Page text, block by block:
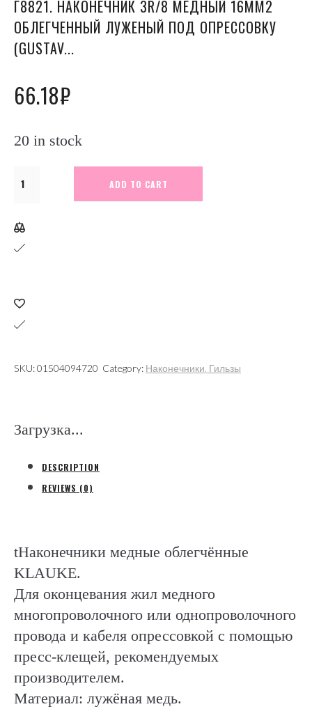
Г8821. НАКОНЕЧНИК 3R/8 МЕДНЫЙ 16ММ2
ОБЛЕГЧЕННЫЙ ЛУЖЕНЫЙ ПОД ОПРЕССОВКУ
(GUSTAV...
66.18₽
20 in stock
Г8821.
Наконечник
3R/8
луженый
под
(Gustav
quantity
ADD TO CART
SKU:01504094720 Category: Наконечники. Гильзы
Загрузка...
DESCRIPTION
REVIEWS (0)
tНаконечники медные облегчённые
KLAUKE.
Для оконцевания жил медного
многопроволочного или однопроволочного
провода и кабеля опрессовкой с помощью
пресс-клещей, рекомендуемых
производителем.
Материал: лужёная медь.